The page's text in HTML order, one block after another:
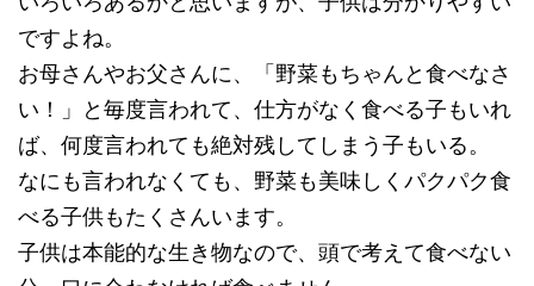
ですよね。
お母さんやお父さんに、「野菜もちゃんと食べなさ
い！」と毎度言われて、仕方がなく食べる子もいれ
ば、何度言われても絶対残してしまう子もいる。
なにも言われなくても、野菜も美味しくパクパク食
べる子供もたくさんいます。
子供は本能的な生き物なので、頭で考えて食べない